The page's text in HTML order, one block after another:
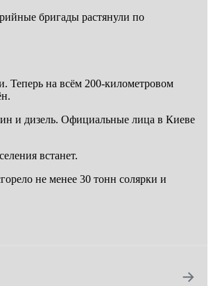
бригады растянули по
Теперь на всём 200-километровом
и дизель. Официальные лица в Киеве
встанет.
не менее 30 тонн солярки и
→